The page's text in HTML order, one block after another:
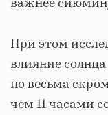
При этом
влияние
но весьма
чем 11 часами